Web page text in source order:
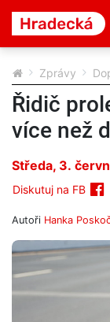
Zprávy
Řidič
více než
Středa, 3.
Diskutuj na FB
Autoři Hanka